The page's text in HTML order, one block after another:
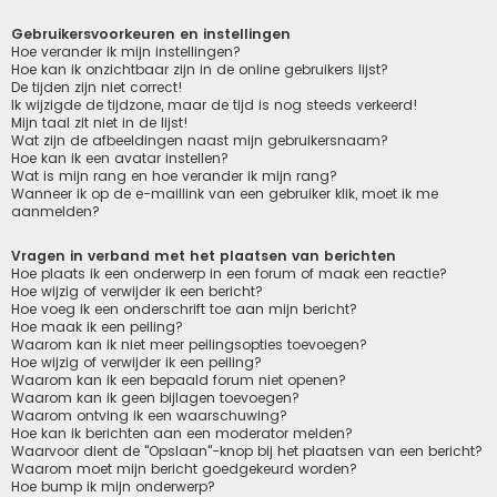
Gebruikersvoorkeuren en instellingen
Hoe verander ik mijn instellingen?
Hoe kan ik onzichtbaar zijn in de online gebruikers lijst?
De tijden zijn niet correct!
Ik wijzigde de tijdzone, maar de tijd is nog steeds verkeerd!
Mijn taal zit niet in de lijst!
Wat zijn de afbeeldingen naast mijn gebruikersnaam?
Hoe kan ik een avatar instellen?
Wat is mijn rang en hoe verander ik mijn rang?
Wanneer ik op de e-maillink van een gebruiker klik, moet ik me
aanmelden?
Vragen in verband met het plaatsen van berichten
Hoe plaats ik een onderwerp in een forum of maak een reactie?
Hoe wijzig of verwijder ik een bericht?
Hoe voeg ik een onderschrift toe aan mijn bericht?
Hoe maak ik een peiling?
Waarom kan ik niet meer peilingsopties toevoegen?
Hoe wijzig of verwijder ik een peiling?
Waarom kan ik een bepaald forum niet openen?
Waarom kan ik geen bijlagen toevoegen?
Waarom ontving ik een waarschuwing?
Hoe kan ik berichten aan een moderator melden?
Waarvoor dient de "Opslaan"-knop bij het plaatsen van een bericht?
Waarom moet mijn bericht goedgekeurd worden?
Hoe bump ik mijn onderwerp?